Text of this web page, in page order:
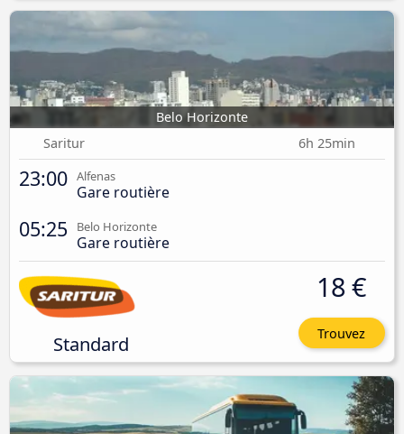
Belo Horizonte
Saritur
6h 25min
23:00 Alfenas
Gare routière
05:25 Belo Horizonte
Gare routière
Standard
18 €
Trouvez